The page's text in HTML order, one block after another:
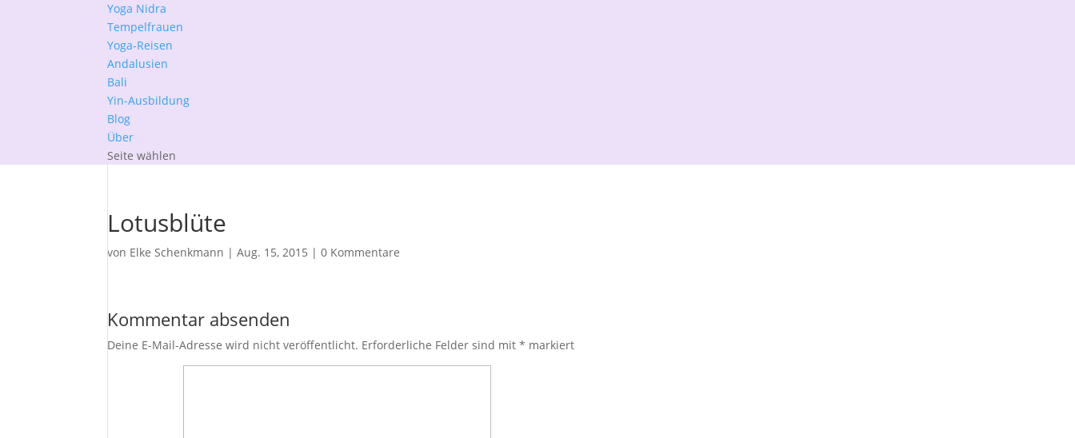
Yoga Nidra
Tempelfrauen
Yoga-Reisen
Andalusien
Bali
Yin-Ausbildung
Blog
Über
Seite wählen
Lotusblüte
von Elke Schenkmann |Aug. 15, 2015 |0 Kommentare
Kommentar absenden
Deine E-Mail-Adresse wird nicht veröffentlicht. Erforderliche Felder sind mit* markiert